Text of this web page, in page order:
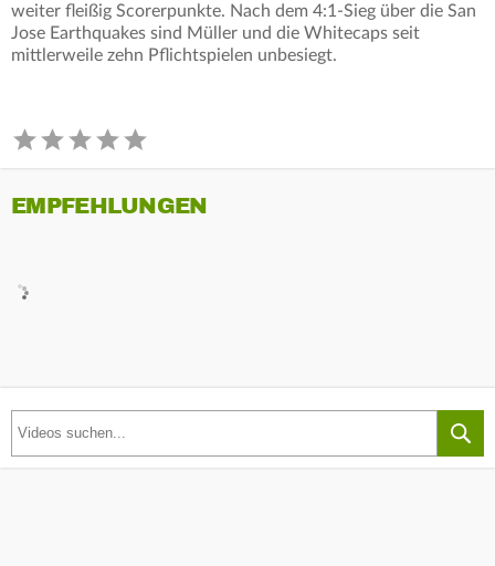
weiter fleißig Scorerpunkte. Nach dem 4:1-Sieg über die San
Jose Earthquakes sind Müller und die Whitecaps seit
mittlerweile zehn Pflichtspielen unbesiegt.
EMPFEHLUNGEN